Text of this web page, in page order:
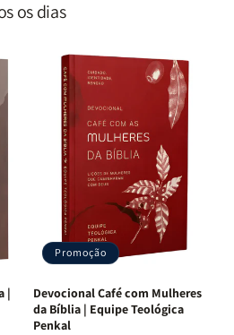
os dias
|
Promoção
Devocional Café com Mulheres
da Bíblia | Equipe Teológica
Penkal